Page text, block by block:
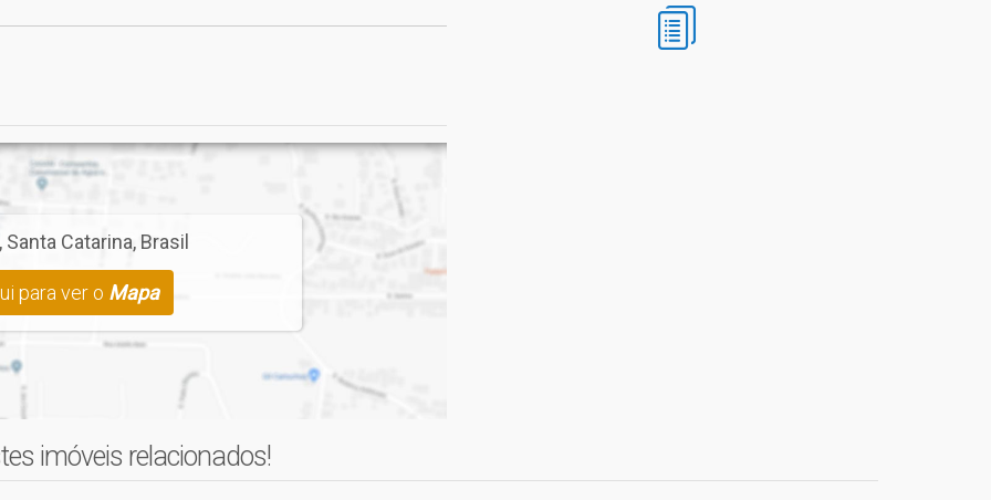
mensalmente pela construtora.
, Santa Catarina, Brasil
para ver o Mapa
imóveis relacionados!